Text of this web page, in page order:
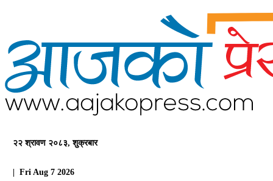
२२ श्रावण २०८३, शुक्रबार
| Fri Aug 7 2026